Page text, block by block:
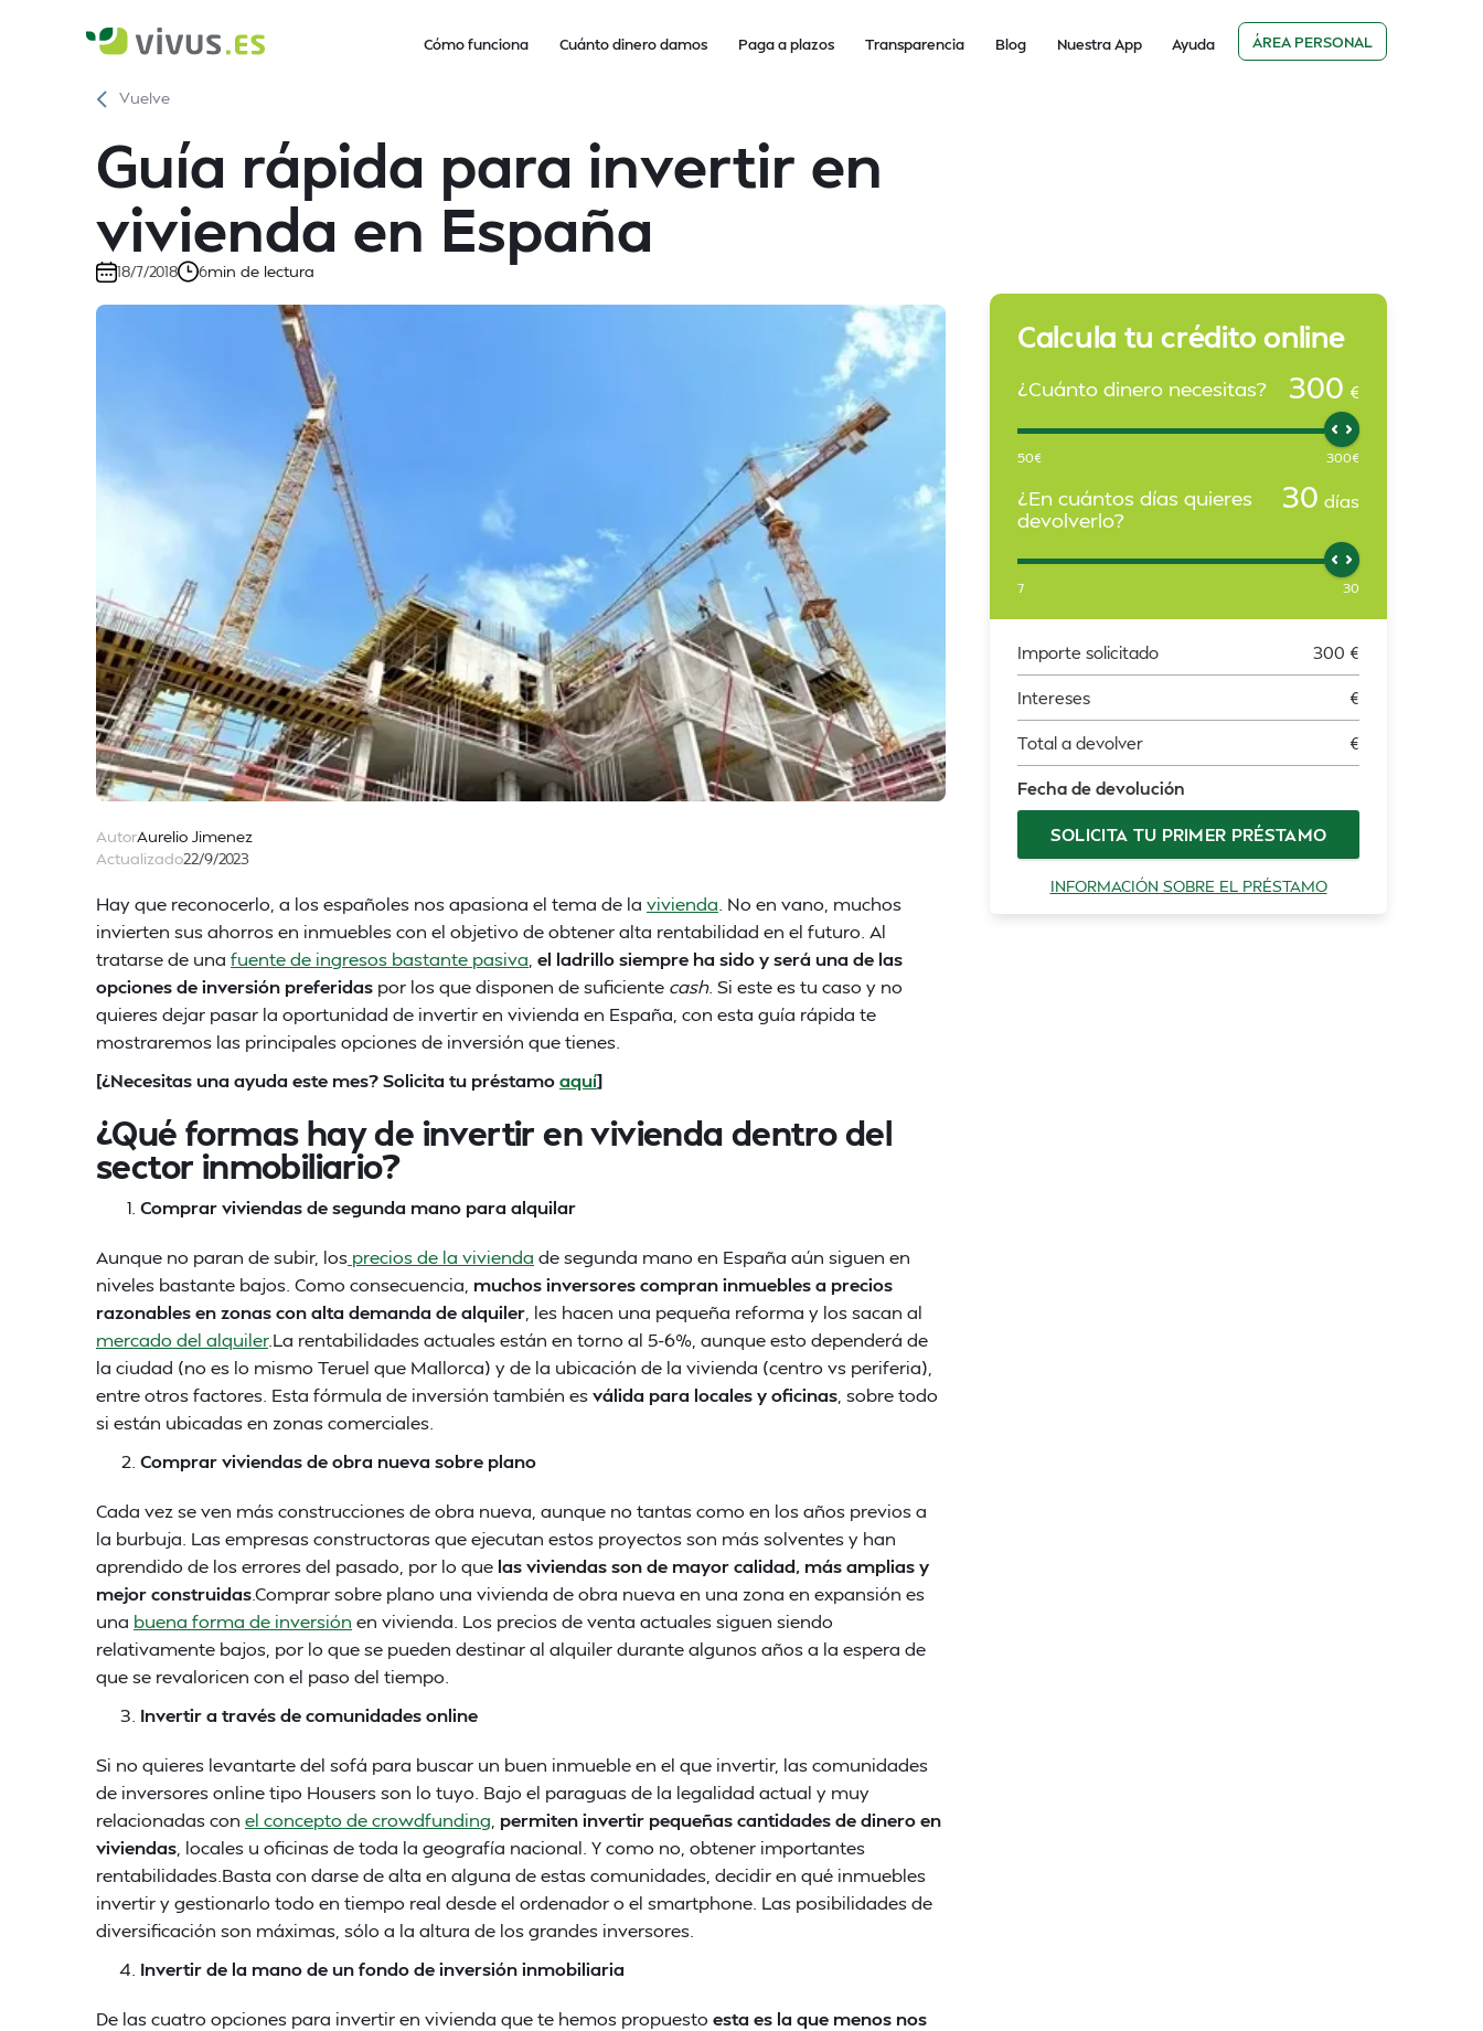
Cómo funciona Cuánto dinero damos Paga a plazos Transparencia Blog Nuestra App Ayuda ÁREA PERSONAL
Vuelve
Guía rápida para invertir en
vivienda en España
18/7/2018 6min de lectura
AutorAurelio Jimenez
Actualizado22/9/2023
Hay que reconocerlo, a los españoles nos apasiona el tema de la vivienda . No en vano, muchos
invierten sus ahorros en inmuebles con el objetivo de obtener alta rentabilidad en el futuro. Al
tratarse de una fuente de ingresos bastante pasiva el ladrillo siempre ha sido y será una de las
opciones de inversión preferidas por los que disponen de suficiente cash. Si este es tu caso y no
quieres dejar pasar la oportunidad de invertir en vivienda en España, con esta guía rápida te
mostraremos las principales opciones de inversión que tienes.
[¿Necesitas una ayuda este mes? Solicita tu préstamoaquí]
¿Qué formas hay de invertir en vivienda dentro del
sector inmobiliario?
Comprar viviendas de segunda mano para alquilar
Aunque no paran de subir, los precios de la vivienda de segunda mano en España aún siguen en
niveles bastante bajos. Como consecuencia, muchos inversores compran inmuebles a precios
razonables en zonas con alta demanda de alquiler , les hacen una pequeña reforma y los sacan al
mercado del alquiler.La rentabilidades actuales están en torno al 5-6%, aunque esto dependerá de
la ciudad (no es lo mismo Teruel que Mallorca) y de la ubicación de la vivienda (centro vs periferia),
entre otros factores. Esta fórmula de inversión también esválida para locales y oficinas , sobre todo
si están ubicadas en zonas comerciales.
Comprar viviendas de obra nueva sobre plano
Cada vez se ven más construcciones de obra nueva, aunque no tantas como en los años previos a
la burbuja. Las empresas constructoras que ejecutan estos proyectos son más solventes y han
aprendido de los errores del pasado, por lo que las viviendas son de mayor calidad, más amplias y
mejor construidas.Comprar sobre plano una vivienda de obra nueva en una zona en expansión es
una buena forma de inversión en vivienda. Los precios de venta actuales siguen siendo
relativamente bajos, por lo que se pueden destinar al alquiler durante algunos años a la espera de
que se revaloricen con el paso del tiempo.
Invertir a través de comunidades online
Si no quieres levantarte del sofá para buscar un buen inmueble en el que invertir, las comunidades
de inversores online tipo Housers son lo tuyo. Bajo el paraguas de la legalidad actual y muy
relacionadas con el concepto de crowdfunding permiten invertir pequeñas cantidades de dinero en
viviendas , locales u oficinas de toda la geografía nacional. Y como no, obtener importantes
rentabilidades.Basta con darse de alta en alguna de estas comunidades, decidir en qué inmuebles
invertir y gestionarlo todo en tiempo real desde el ordenador o el smartphone. Las posibilidades de
diversificación son máximas, sólo a la altura de los grandes inversores.
Invertir de la mano de un fondo de inversión inmobiliaria
De las cuatro opciones para invertir en vivienda que te hemos propuesto esta es la que menos nos
Calcula tu crédito online
¿Cuánto dinero necesitas? 300 €
50€ 300€
¿En cuántos días quieres
devolverlo?
30 días
7 30
Importe solicitado 300 €
Intereses €
Total a devolver €
Fecha de devolución
SOLICITA TU PRIMER PRÉSTAMO
INFORMACIÓN SOBRE EL PRÉSTAMO